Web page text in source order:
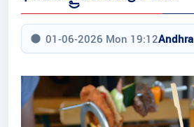
01-06-2026 Mon 19:12Andhra